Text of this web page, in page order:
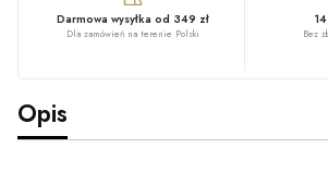
Darmowa wysyłka od 349 zł
Dla zamówień na terenie Polski Bez
Opis